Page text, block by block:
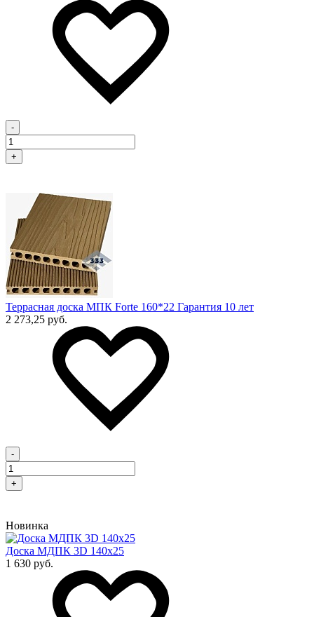
-
+
Террасная доска МПК Forte 160*22 Гарантия 10 лет
2 273,25 руб.
-
+
Новинка
Доска МДПК 3D 140x25
1 630 руб.